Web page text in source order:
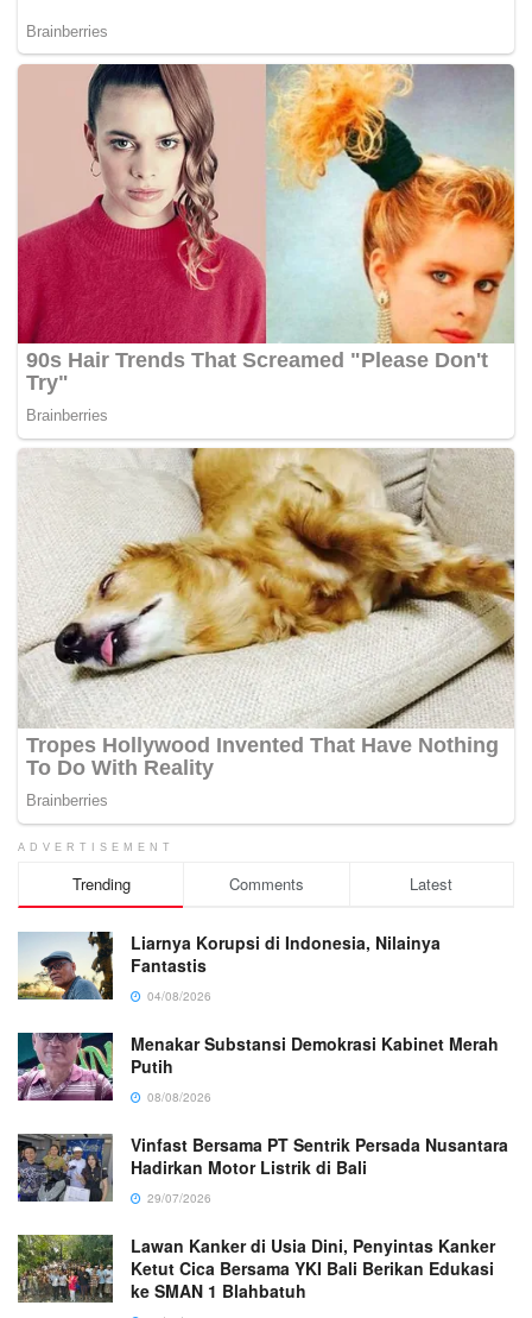
ADVERTISEMENT
Trending Comments Latest
Liarnya Korupsi di Indonesia, Nilainya
Fantastis
04/08/2026
Menakar Substansi Demokrasi Kabinet Merah
Putih
08/08/2026
Vinfast Bersama PT Sentrik Persada Nusantara
Hadirkan Motor Listrik di Bali
29/07/2026
Lawan Kanker di Usia Dini, Penyintas Kanker
Ketut Cica Bersama YKI Bali Berikan Edukasi
ke SMAN 1 Blahbatuh